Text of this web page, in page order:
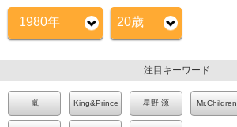
1980年 20歳
注目キーワード
嵐 King&Prince 星野 源 Mr.Children